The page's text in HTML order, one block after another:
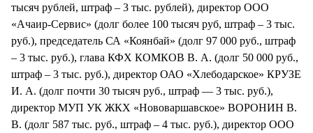
тысяч рублей, штраф – 3 тыс. рублей), директор ООО
«Ачаир-Сервис» (долг более 100 тысяч руб, штраф – 3 тыс.
руб.), председатель СА «Коянбай» (долг 97 000 руб., штраф
– 3 тыс. руб.), глава КФХ КОМКОВ В. А. (долг 50 000 руб.,
штраф – 3 тыс. руб.), директор ОАО «Хлебодарское» КРУЗЕ
И. А. (долг почти 30 тысяч руб., штраф — 3 тыс. руб.),
директор МУП УК ЖКХ «Нововаршавское» ВОРОНИН В.
В. (долг 587 тыс. руб., штраф – 4 тыс. руб.), директор ООО